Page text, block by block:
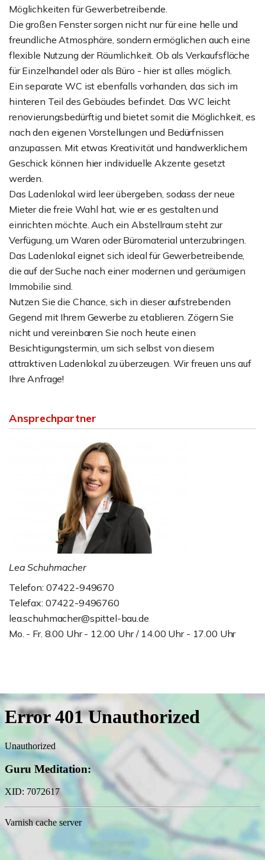
Möglichkeiten für Gewerbetreibende.
Die großen Fenster sorgen nicht nur für eine helle und
freundliche Atmosphäre, sondern ermöglichen auch eine
flexible Nutzung der Räumlichkeit. Ob als Verkaufsfläche
für Einzelhandel oder als Büro - hier ist alles möglich.
Ein separate WC ist ebenfalls vorhanden, das sich im
hinteren Teil des Gebäudes befindet. Das WC leicht
renovierungsbedürftig und bietet somit die Möglichkeit, es
nach den eigenen Vorstellungen und Bedürfnissen
anzupassen. Mit etwas Kreativität und handwerklichem
Geschick können hier individuelle Akzente gesetzt
werden.
Das Ladenlokal wird leer übergeben, sodass der neue
Mieter die freie Wahl hat, wie er es gestalten und
einrichten möchte. Auch ein Abstellraum steht zur
Verfügung, um Waren oder Büromaterial unterzubringen.
Das Ladenlokal eignet sich ideal für Gewerbetreibende,
die auf der Suche nach einer modernen und geräumigen
Immobilie sind.
Nutzen Sie die Chance, sich in dieser aufstrebenden
Gegend mit Ihrem Gewerbe zu etablieren. Zögern Sie
nicht und vereinbaren Sie noch heute einen
Besichtigungstermin, um sich selbst von diesem
attraktiven Ladenlokal zu überzeugen. Wir freuen uns auf
Ihre Anfrage!
Ansprechpartner
Lea Schuhmacher
Telefon: 07422-949670
Telefax: 07422-9496760
lea.schuhmacher@spittel-bau.de
Mo. - Fr. 8.00 Uhr - 12.00 Uhr / 14.00 Uhr - 17.00 Uhr